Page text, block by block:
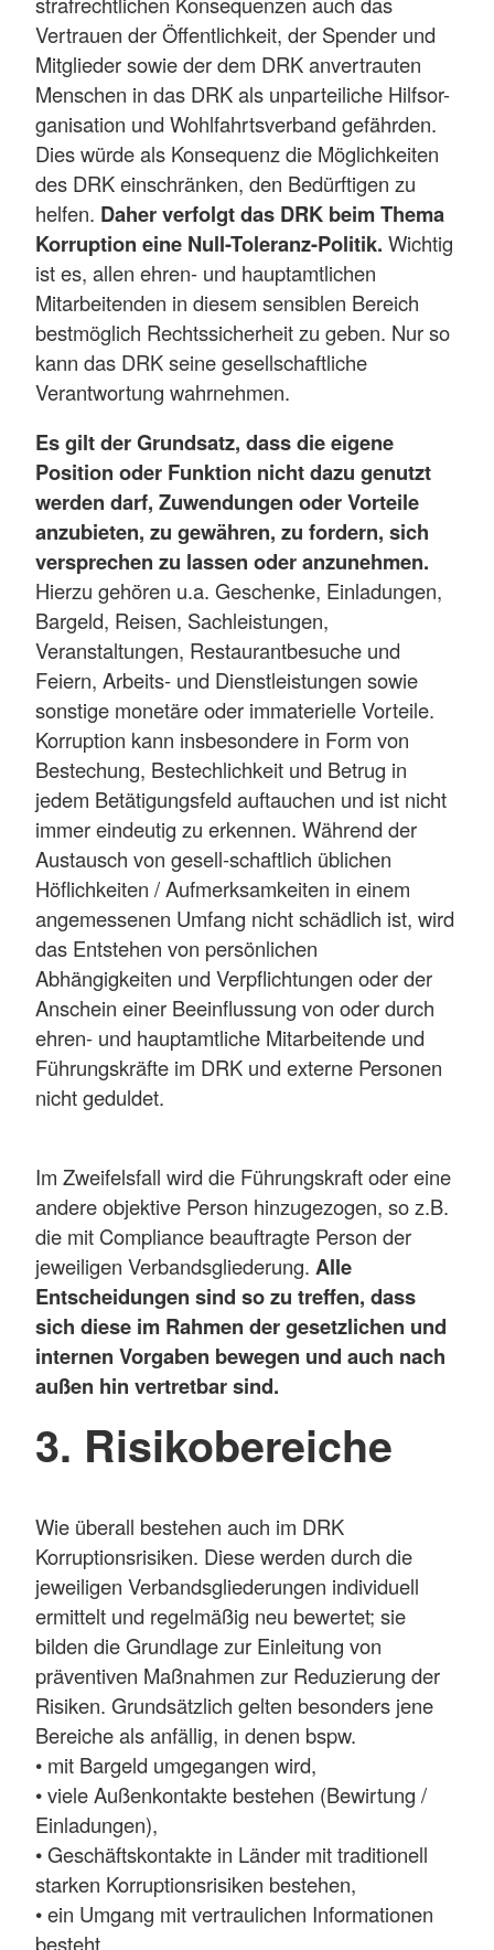
Vertrauen der Öffentlichkeit, der Spender und
Mitglieder sowie der dem DRK anvertrauten
Menschen in das DRK als unparteiliche Hilfsor-
ganisation und Wohlfahrtsverband gefährden.
Dies würde als Konsequenz die Möglichkeiten
des DRK einschränken, den Bedürftigen zu
helfen. Daher verfolgt das DRK beim Thema
Korruption eine Null-Toleranz-Politik. Wichtig
ist es, allen ehren- und hauptamtlichen
Mitarbeitenden in diesem sensiblen Bereich
bestmöglich Rechtssicherheit zu geben. Nur so
kann das DRK seine gesellschaftliche
Verantwortung wahrnehmen.
Es gilt der Grundsatz, dass die eigene
Position oder Funktion nicht dazu genutzt
werden darf, Zuwendungen oder Vorteile
anzubieten, zu gewähren, zu fordern, sich
versprechen zu lassen oder anzunehmen.
Hierzu gehören u.a. Geschenke, Einladungen,
Bargeld, Reisen, Sachleistungen,
Veranstaltungen, Restaurantbesuche und
Feiern, Arbeits- und Dienstleistungen sowie
sonstige monetäre oder immaterielle Vorteile.
Korruption kann insbesondere in Form von
Bestechung, Bestechlichkeit und Betrug in
jedem Betätigungsfeld auftauchen und ist nicht
immer eindeutig zu erkennen. Während der
Austausch von gesell-schaftlich üblichen
Höflichkeiten / Aufmerksamkeiten in einem
angemessenen Umfang nicht schädlich ist, wird
das Entstehen von persönlichen
Abhängigkeiten und Verpflichtungen oder der
Anschein einer Beeinflussung von oder durch
ehren- und hauptamtliche Mitarbeitende und
Führungskräfte im DRK und externe Personen
nicht geduldet.
Im Zweifelsfall wird die Führungskraft oder eine
andere objektive Person hinzugezogen, so z.B.
die mit Compliance beauftragte Person der
jeweiligen Verbandsgliederung. Alle
Entscheidungen sind so zu treffen, dass
sich diese im Rahmen der gesetzlichen und
internen Vorgaben bewegen und auch nach
außen hin vertretbar sind.
3. Risikobereiche
Wie überall bestehen auch im DRK
Korruptionsrisiken. Diese werden durch die
jeweiligen Verbandsgliederungen individuell
ermittelt und regelmäßig neu bewertet; sie
bilden die Grundlage zur Einleitung von
präventiven Maßnahmen zur Reduzierung der
Risiken. Grundsätzlich gelten besonders jene
Bereiche als anfällig, in denen bspw.
• mit Bargeld umgegangen wird,
• viele Außenkontakte bestehen (Bewirtung /
Einladungen),
• Geschäftskontakte in Länder mit traditionell
starken Korruptionsrisiken bestehen,
• ein Umgang mit vertraulichen Informationen
besteht,